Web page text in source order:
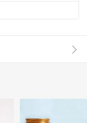
雅優資。
香澤，兩相顯托實用優
品會可能會有些許的差